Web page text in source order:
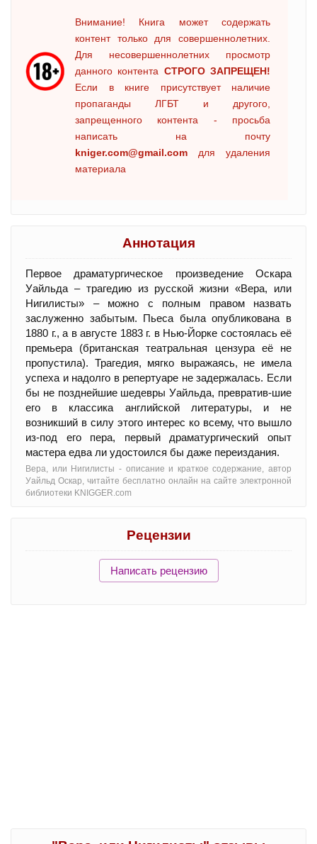
Внимание! Книга может содержать
контент только для совершеннолетних.
Для несовершеннолетних просмотр
данного контента СТРОГО ЗАПРЕЩЕН!
Если в книге присутствует наличие
пропаганды ЛГБТ и другого,
запрещенного контента - просьба
написать на почту
kniger.com@gmail.com для удаления
материала
Аннотация
Первое драматургическое произведение Оскара
Уайльда – трагедию из русской жизни «Вера, или
Нигилисты» – можно с полным правом назвать
заслуженно забытым. Пьеса была опубликована в
1880 г., а в августе 1883 г. в Нью-Йорке состоялась её
премьера (британская театральная цензура её не
пропустила). Трагедия, мягко выражаясь, не имела
успеха и надолго в репертуаре не задержалась. Если
бы не позднейшие шедевры Уайльда, превратив-шие
его в классика английской литературы, и не
возникший в силу этого интерес ко всему, что вышло
из-под его пера, первый драматургический опыт
мастера едва ли удостоился бы даже переиздания.
Вера, или Нигилисты - oписание и краткое содержание, автор
Уайльд Оскар, читайте бесплатно онлайн на сайте электронной
библиотеки KNIGGER.com
Рецензии
Написать рецензию